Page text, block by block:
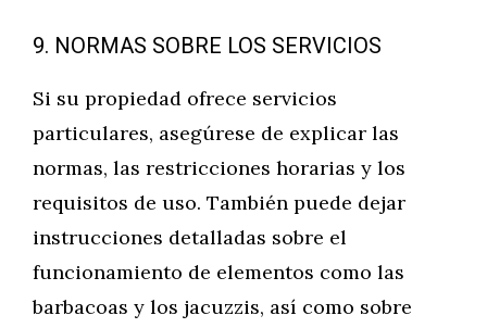
9. NORMAS SOBRE LOS SERVICIOS
Si su propiedad ofrece servicios
particulares, asegúrese de explicar las
normas, las restricciones horarias y los
requisitos de uso. También puede dejar
instrucciones detalladas sobre el
funcionamiento de elementos como las
barbacoas y los jacuzzis, así como sobre